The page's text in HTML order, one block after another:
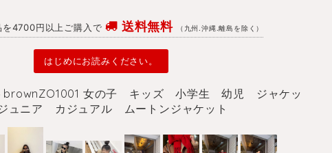
を4700円以上ご購入で 送料無料 （九州.沖縄.離島を除く）
はじめにお読みください。
brownZO1001 女の子 キッズ 小学生 幼児 ジャケッ
ュニア カジュアル ムートンジャケット